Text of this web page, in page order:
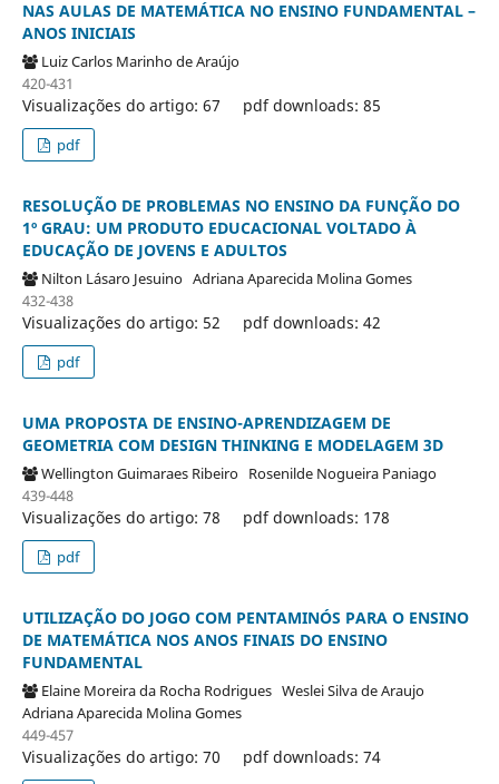
NAS AULAS DE MATEMÁTICA NO ENSINO FUNDAMENTAL –
ANOS INICIAIS
Luiz Carlos Marinho de Araújo
420-431
Visualizações do artigo: 67 pdf downloads: 85
pdf
RESOLUÇÃO DE PROBLEMAS NO ENSINO DA FUNÇÃO DO
1º GRAU: UM PRODUTO EDUCACIONAL VOLTADO À
EDUCAÇÃO DE JOVENS E ADULTOS
Nilton Lásaro Jesuino Adriana Aparecida Molina Gomes
432-438
Visualizações do artigo: 52 pdf downloads: 42
pdf
UMA PROPOSTA DE ENSINO-APRENDIZAGEM DE
GEOMETRIA COM DESIGN THINKING E MODELAGEM 3D
Wellington Guimaraes Ribeiro Rosenilde Nogueira Paniago
439-448
Visualizações do artigo: 78 pdf downloads: 178
pdf
UTILIZAÇÃO DO JOGO COM PENTAMINÓS PARA O ENSINO
DE MATEMÁTICA NOS ANOS FINAIS DO ENSINO
FUNDAMENTAL
Elaine Moreira da Rocha Rodrigues Weslei Silva de Araujo
Adriana Aparecida Molina Gomes
449-457
Visualizações do artigo: 70 pdf downloads: 74